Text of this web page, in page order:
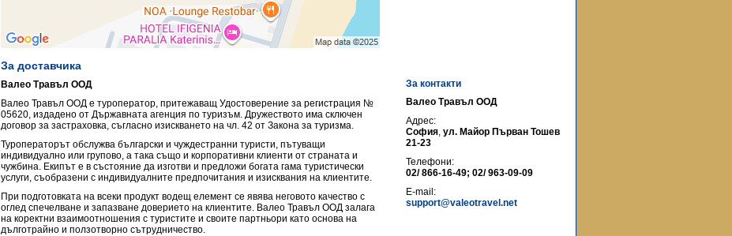
За доставчика
Валео Травъл ООД
Валео Травъл ООД е туроператор, притежаващ Удостоверение за регистрация №
05620, издадено от Държавната агенция по туризъм. Дружеството има сключен
договор за застраховка, съгласно изискването на чл. 42 от Закона за туризма.
Туроператорът обслужва български и чуждестранни туристи, пътуващи
индивидуално или групово, а така също и корпоративни клиенти от страната и
чужбина. Екипът е в състояние да изготви и предложи богата гама туристически
услуги, съобразени с индивидуалните предпочитания и изисквания на клиентите.
При подготовката на всеки продукт водещ елемент се явява неговото качество с
оглед спечелване и запазване доверието на клиентите. Валео Травъл ООД залага
на коректни взаимоотношения с туристите и своите партньори като основа на
дълготрайно и ползотворно сътрудничество.
За контакти
Валео Травъл ООД
Адрес:
София, ул. Майор Първан Тошев
21-23
Телефони:
02/ 866-16-49; 02/ 963-09-09
E-mail:
support@valeotravel.net